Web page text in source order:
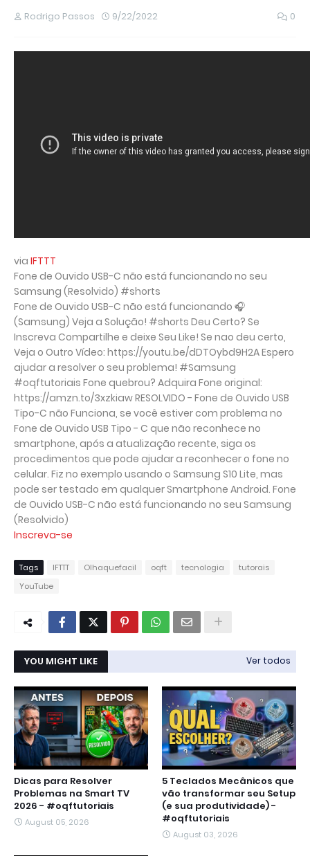
Rodrigo Passos 9/22/2022 0
via IFTTT
Fone de Ouvido USB-C não está funcionando no seu
Samsung (Resolvido) #shorts
Fone de Ouvido USB-C não está funcionando 🎧
(Samsung) Veja a Solução! #shorts Deu Certo? Se
Inscreva Compartilhe e deixe Seu Like! Se nao deu certo,
Veja o Outro Vídeo: https://youtu.be/dDTOybd9H2A Espero
ajudar a resolver o seu problema! #Samsung
#oqftutoriais Fone quebrou? Adquira Fone original:
https://amzn.to/3xzkiaw RESOLVIDO - Fone de Ouvido USB
Tipo-C não Funciona, se você estiver com problema no
Fone de Ouvido USB Tipo - C que não reconhece no
smartphone, após a atualização recente, siga os
procedimentos que pode ajudar a reconhecer o fone no
celular. Fiz no exemplo usando o Samsung S10 Lite, mas
pode ser testado em qualquer Smartphone Android. Fone
de Ouvido USB-C não está funcionando no seu Samsung
(Resolvido)
Inscreva-se
Tags IFTTT Olhaquefacil oqft tecnologia
tutorais
YouTube
YOU MIGHT LIKE Ver todos
Dicas para Resolver
Problemas na Smart TV
2026 - #oqftutoriais
August 05, 2026
5 Teclados Mecânicos que
vão transformar seu Setup
(e sua produtividade) -
#oqftutoriais
August 03, 2026